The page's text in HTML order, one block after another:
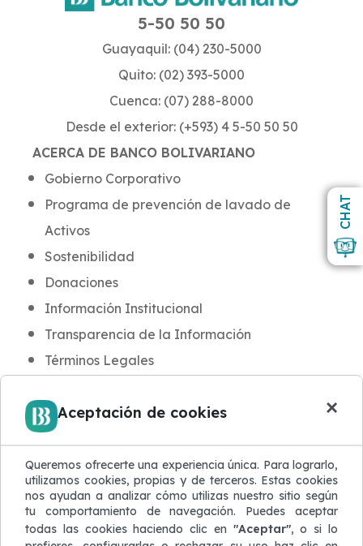
CHAT
Aceptación de cookies ×
Queremos ofrecerte una experiencia única. Para lograrlo,
utilizamos cookies, propias y de terceros. Estas cookies
nos ayudan a analizar cómo utilizas nuestro sitio según
tu comportamiento de navegación. Puedes aceptar
todas las cookies haciendo clic en "Aceptar", o si lo
ACERCA DE BANCO BOLIVARIANO
Gobierno Corporativo
Programa de prevención de lavado de
Activos
Sostenibilidad
Donaciones
Información Institucional
Transparencia de la Información
Términos Legales
Noticias y Novedades
Blog de Seguridad
Protección de Datos
Atención al Cliente
Quejas y Reclamaciones
5-50 50 50
Guayaquil: (04) 230-5000
Quito: (02) 393-5000
Cuenca: (07) 288-8000
Desde el exterior: (+593) 4 5-50 50 50